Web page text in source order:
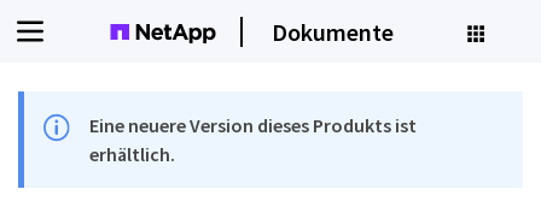
Dokumente
Eine neuere Version dieses Produkts ist
erhältlich.